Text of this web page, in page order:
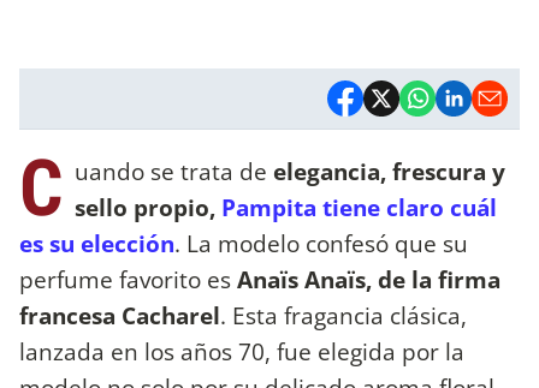
C uando se trata de elegancia, frescura y
sello propio, Pampita tiene claro cuál
es su elección. La modelo confesó que su
perfume favorito esAnaïs Anaïs, de la firma
francesa Cacharel. Esta fragancia clásica,
lanzada en los años 70, fue elegida por la